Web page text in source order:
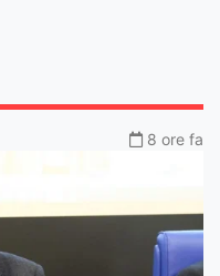
8 ore fa